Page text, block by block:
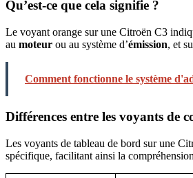
Qu’est-ce que cela signifie ?
Le voyant orange sur une Citroën C3
au moteur ou au système d’émission, et
Comment fonctionne le système
Différences entre les voyants de
Les voyants de tableau de bord sur une
spécifique, facilitant ainsi la